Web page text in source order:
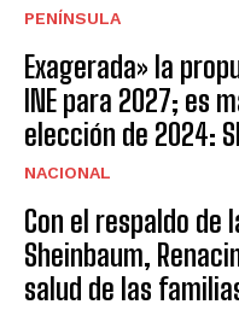
PENÍNSULA
Exagerada» la
INE para 2027; es
elección de 2024:
NACIONAL
Con el respaldo de
Sheinbaum,
salud de las